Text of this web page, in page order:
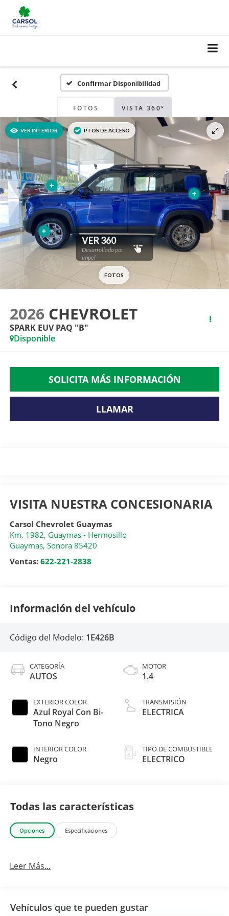
Confirmar Disponibilidad
FOTOS VISTA 360°
2026 CHEVROLET
SPARK EUV PAQ "B"
Disponible
SOLICITA MÁS INFORMACIÓN
LLAMAR
VISITA NUESTRA CONCESIONARIA
Carsol Chevrolet Guaymas
Km. 1982, Guaymas - Hermosillo
Guaymas, Sonora 85420
Ventas: 622-221-2838
Información del vehículo
Código del Modelo: 1E426B
CATEGORÍA
AUTOS
EXTERIOR COLOR
Azul Royal Con Bi-
Tono Negro
INTERIOR COLOR
Negro
MOTOR
1.4
TRANSMISIÓN
ELECTRICA
TIPO DE COMBUSTIBLE
ELECTRICO
Todas las características
Opciones Especificaciones
Leer Más...
Vehículos que te pueden gustar